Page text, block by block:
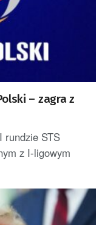
– zagra z
rundzie STS
z I-ligowym